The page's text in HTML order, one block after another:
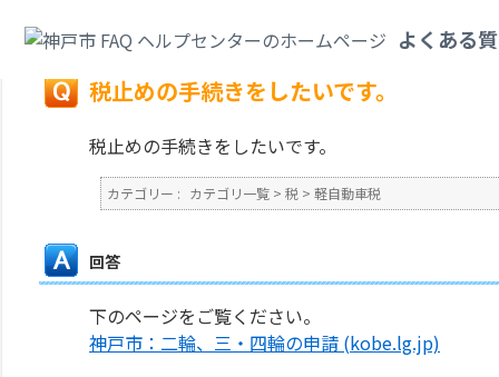
よくある
戻る
税止めの手続きをしたいです。
税止めの手続きをしたいです。
カテゴリー : カテゴリ一覧 > 税 > 軽自動車税
回答
下のページをご覧ください。
神戸市：二輪、三・四輪の申請 (kobe.lg.jp)